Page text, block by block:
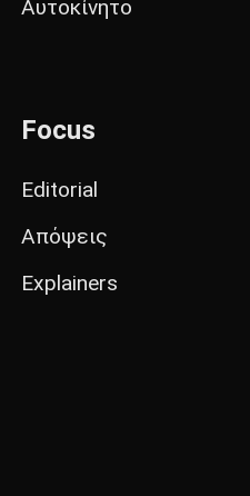
Αυτοκίνητο
Focus
Editorial
Απόψεις
Explainers